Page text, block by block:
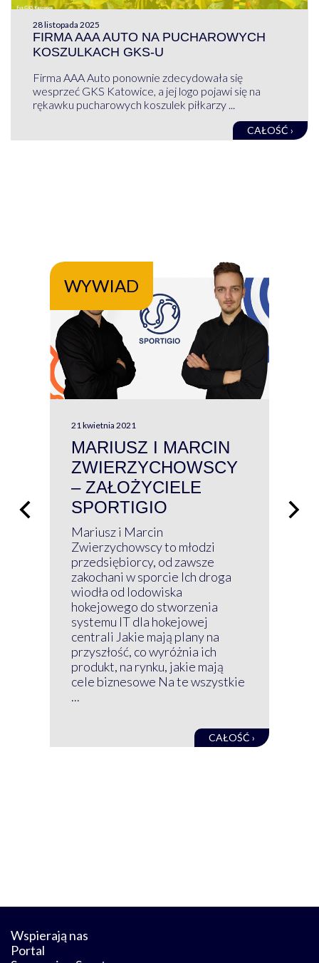
28 listopada 2025
FIRMA AAA AUTO NA PUCHAROWYCH
KOSZULKACH GKS-U
Firma AAA Auto ponownie zdecydowała się
wesprzeć GKS Katowice, a jej logo pojawi się na
rękawku pucharowych koszulek piłkarzy ...
CAŁOŚĆ ›
WYWIAD
21 kwietnia 2021
MARIUSZ I MARCIN
ZWIERZYCHOWSCY
– ZAŁOŻYCIELE
SPORTIGIO
Mariusz i Marcin
Zwierzychowscy to młodzi
przedsiębiorcy, od zawsze
zakochani w sporcie Ich droga
wiodła od lodowiska
hokejowego do stworzenia
systemu IT dla hokejowej
centrali Jakie mają plany na
przyszłość, co wyróżnia ich
produkt, na rynku, jakie mają
cele biznesowe Na te wszystkie
...
CAŁOŚĆ ›
Wspierają nas
Portal